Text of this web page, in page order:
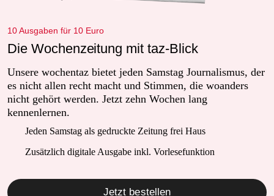
10 Ausgaben für 10 Euro
Die Wochenzeitung mit taz-Blick
Unsere wochentaz bietet jeden Samstag Journalismus, der
es nicht allen recht macht und Stimmen, die woanders
nicht gehört werden. Jetzt zehn Wochen lang
kennenlernen.
Jeden Samstag als gedruckte Zeitung frei Haus
Zusätzlich digitale Ausgabe inkl. Vorlesefunktion
Jetzt bestellen